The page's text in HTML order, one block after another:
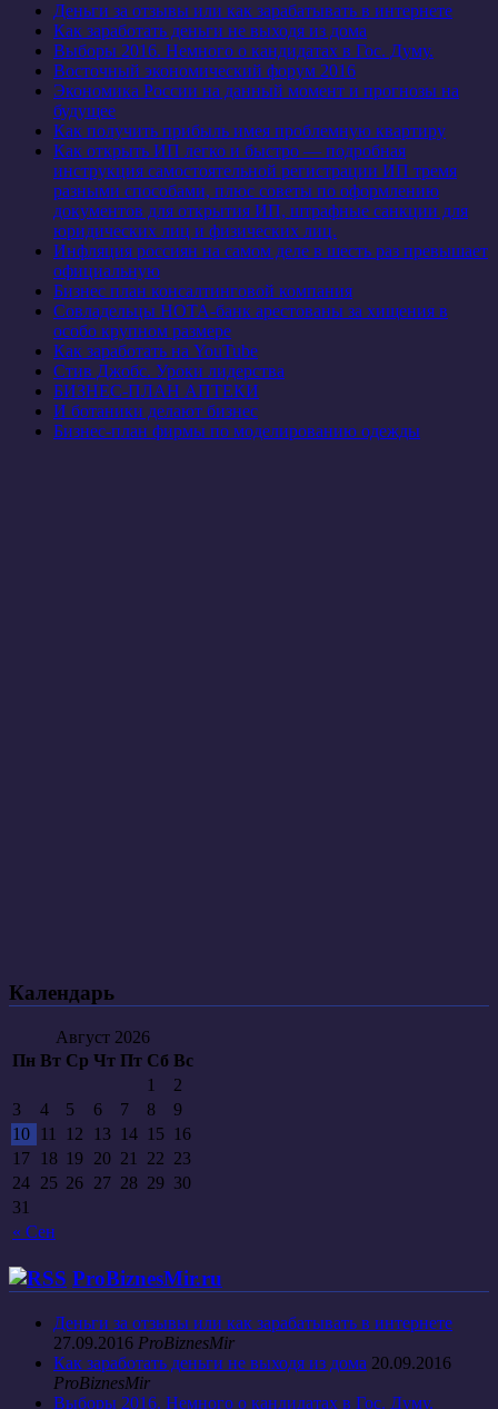
Деньги за отзывы или как зарабатывать в интернете
Как заработать деньги не выходя из дома
Выборы 2016. Немного о кандидатах в Гос. Думу.
Восточный экономический форум 2016
Экономика России на данный момент и прогнозы на
будущее
Как получить прибыль имея проблемную квартиру
Как открыть ИП легко и быстро — подробная
инструкция самостоятельной регистрации ИП тремя
разными способами, плюс советы по оформлению
документов для открытия ИП, штрафные санкции для
юридических лиц и физических лиц.
Инфляция россиян на самом деле в шесть раз превышает
официальную
Бизнес план консалтинговой компания
Совладельцы НОТА-банк арестованы за хищения в
особо крупном размере
Как заработать на YouTube
Стив Джобс. Уроки лидерства
БИЗНЕС-ПЛАН АПТЕКИ
И ботаники делают бизнес
Бизнес-план фирмы по моделированию одежды
Календарь
Август 2026
Пн Вт Ср Чт Пт Сб Вс
« Сен
1
2
3
4 5 6 7 8
9
10
11 12 13 14 15
16
17
18 19 20 21 22 23
24 25 26 27 28 29 30
31
ProBiznesMir.ru
Деньги за отзывы или как зарабатывать в интернете
27.09.2016 ProBiznesMir
Как заработать деньги не выходя из дома 20.09.2016
ProBiznesMir
Выборы 2016. Немного о кандидатах в Гос. Думу.